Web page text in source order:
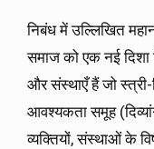
निबंध में उल्लिखित महान
समाज को एक नई दिशा
और संस्थाएँ हैं जो स्त्री-
आवश्यकता समूह
व्यक्तियों, संस्थाओं के